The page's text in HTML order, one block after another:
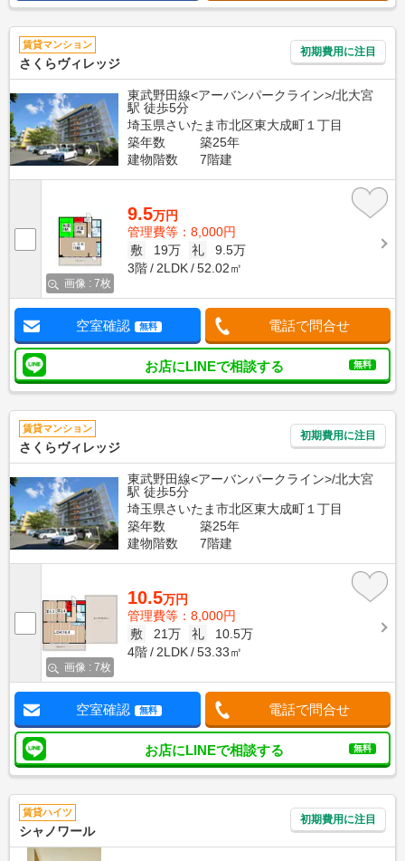
賃貸マンション
さくらヴィレッジ
初期費用に注目
東武野田線<アーバンパークライン>/北大宮
駅 徒歩5分
埼玉県さいたま市北区東大成町１丁目
築年数
築25年
建物階数
7階建
画像 : 7枚
9.5万円
管理費等：8,000円
敷
19万 礼
9.5万
3階
2LDK 52.02㎡
空室確認 無料 電話で問合せ
お店にLINEで相談する 無料
賃貸マンション
さくらヴィレッジ
初期費用に注目
東武野田線<アーバンパークライン>/北大宮
駅 徒歩5分
埼玉県さいたま市北区東大成町１丁目
築年数
築25年
建物階数
7階建
画像 : 7枚
10.5万円
管理費等：8,000円
敷
21万 礼
10.5万
4階
2LDK 53.33㎡
空室確認 無料 電話で問合せ
お店にLINEで相談する 無料
賃貸ハイツ
シャノワール
初期費用に注目